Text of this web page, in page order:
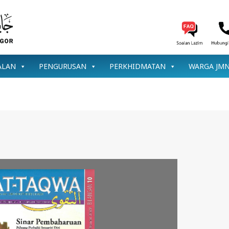
PENGURUSAN PERKHIDMATAN WARGA